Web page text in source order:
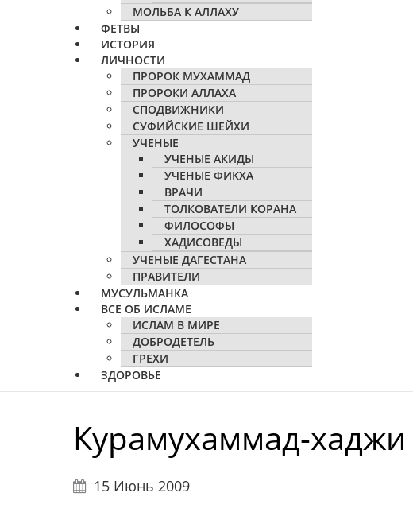
МОЛЬБА К АЛЛАХУ
ФЕТВЫ
ИСТОРИЯ
ЛИЧНОСТИ
ПРОРОК МУХАММАД
ПРОРОКИ АЛЛАХА
СПОДВИЖНИКИ
СУФИЙСКИЕ ШЕЙХИ
УЧЕНЫЕ
УЧЕНЫЕ АКИДЫ
УЧЕНЫЕ ФИКХА
ВРАЧИ
ТОЛКОВАТЕЛИ КОРАНА
ФИЛОСОФЫ
ХАДИСОВЕДЫ
УЧЕНЫЕ ДАГЕСТАНА
ПРАВИТЕЛИ
МУСУЛЬМАНКА
ВСЕ ОБ ИСЛАМЕ
ИСЛАМ В МИРЕ
ДОБРОДЕТЕЛЬ
ГРЕХИ
ЗДОРОВЬЕ
Курамухаммад-
15 Июнь 2009